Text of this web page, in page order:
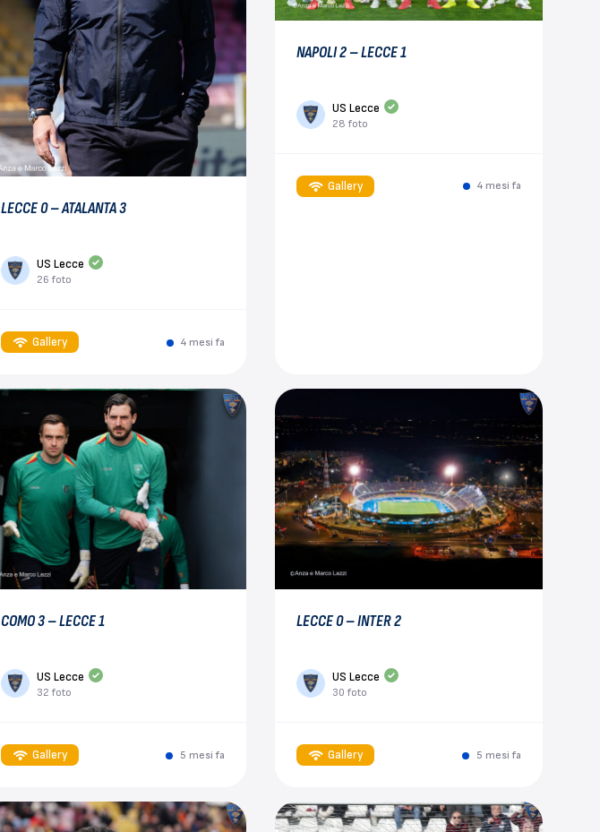
LECCE 0 – ATALANTA 3
US Lecce
26 foto
Gallery 4 mesi fa
NAPOLI 2 – LECCE 1
US Lecce
28 foto
Gallery 4 mesi fa
COMO 3 – LECCE 1
US Lecce
32 foto
Gallery 5 mesi fa
LECCE 0 – INTER 2
US Lecce
30 foto
Gallery 5 mesi fa